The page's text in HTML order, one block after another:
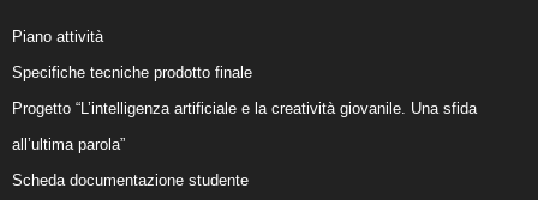
Piano attività
Specifiche tecniche prodotto finale
Progetto “L’intelligenza artificiale e la creatività giovanile. Una sfida
all’ultima parola”
Scheda documentazione studente